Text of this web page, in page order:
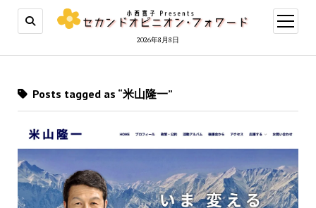
2026年8月8日
open
menu
Posts tagged as “米山隆一”